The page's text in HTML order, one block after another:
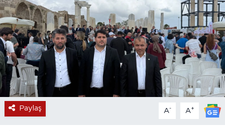
Paylaş A- A+
Spor
Turizm